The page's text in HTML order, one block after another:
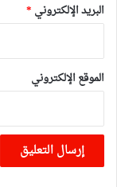
البريد الإلكتروني *
الموقع الإلكتروني